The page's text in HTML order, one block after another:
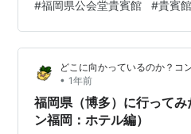
ら今回は仕事の関係で行きま
ませんでしたが。。。(T_T)
紹介させていただきます。 ＊
感じ（行程）■ 福博であい橋
#福岡県公会堂貴賓館 #貴賓館
どこに向かっているのか？コ
• 1年前
福岡県（博多）に行ってみ
ン福岡：ホテル編）